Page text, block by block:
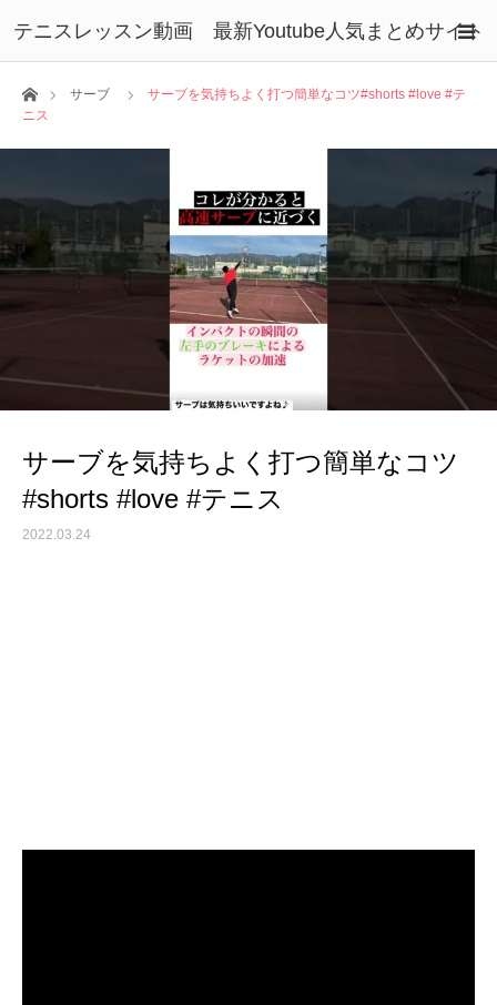
テニスレッスン動画 最新Youtube人気まとめサイト
ホームサーブ
サーブを気持ちよく打つ簡単なコツ#shorts #love #テ
ニス
サーブを気持ちよく打つ簡単なコツ
#shorts #love #テニス
2022.03.24